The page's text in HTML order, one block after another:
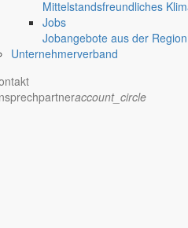
Mittelstandsfreundliches
Jobs
Jobangebote aus der Region
Unternehmerverband
account_circle